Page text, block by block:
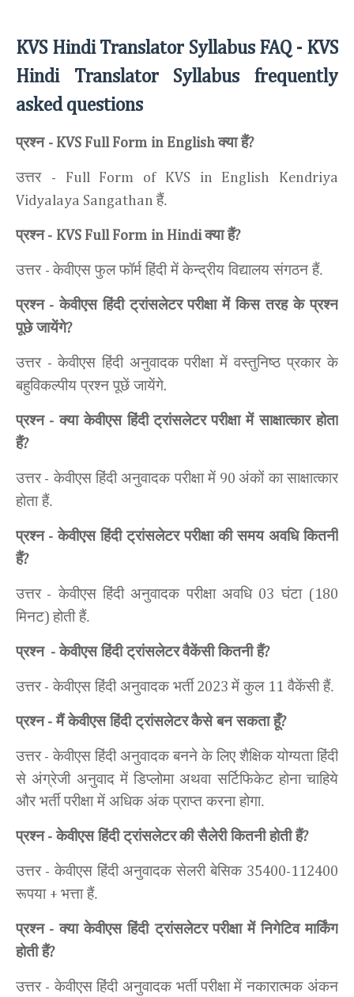
KVS Hindi Translator Syllabus FAQ - KVS
Hindi Translator Syllabus frequently
asked questions
प्रश्न - KVS Full Form in Englishक्या हैं?
उत्तर
- Full Form of KVS in English Kendriya
Vidyalaya Sangathan हैं.
प्रश्न - KVS Full Form in Hindiक्या हैं?
उत्तर - केवीएस फुल फॉर्म हिंदी में केन्द्रीय विद्यालय संगठन हैं.
प्रश्न- केवीएस हिंदी ट्रांसलेटर परीक्षा में किस तरह के प्रश्न
पूछे जायेंगे?
उत्तर - केवीएस हिंदी अनुवादक परीक्षा में वस्तुनिष्ठ प्रकार के
बहुविकल्पीय प्रश्न पूछें जायेंगे.
प्रश्न-क्या केवीएस हिंदी ट्रांसलेटर परीक्षा में साक्षात्कार होता
हैं?
उत्तर- केवीएस हिंदी अनुवादक परीक्षा में 90अंकों का साक्षात्कार
होता हैं.
प्रश्न- केवीएस हिंदी ट्रांसलेटर परीक्षा की समय अवधि कितनी
हैं?
उत्तर- केवीएस हिंदी अनुवादक परीक्षा अवधि 03 घंटा (180
मिनट) होती हैं.
प्रश्न - केवीएस हिंदी ट्रांसलेटरवैकेंसी कितनी हैं?
उत्तर - केवीएस हिंदी अनुवादक भर्ती2023 में कुल 11 वैकेंसी हैं.
प्रश्न - मैं केवीएस हिंदी ट्रांसलेटरकैसे बन सकता हूँ?
उत्तर - केवीएस हिंदी अनुवादक बनने के लिए शैक्षिक योग्यता हिंदी
से अंग्रेजी अनुवाद में डिप्लोमा अथवा सर्टिफिकेट होना चाहिये
और भर्ती परीक्षा में अधिक अंक प्राप्त करना होगा.
प्रश्न - केवीएस हिंदी ट्रांसलेटरकी सैलेरी कितनी होती हैं?
उत्तर - केवीएस हिंदी अनुवादक सेलरी बेसिक 35400-112400
रूपया + भत्ता हैं.
प्रश्न - क्या केवीएस हिंदी ट्रांसलेटर परीक्षा में निगेटिव मार्किंग
होती हैं?
उत्तर - केवीएस हिंदी अनुवादक भर्ती परीक्षा में नकारात्मक अंकन